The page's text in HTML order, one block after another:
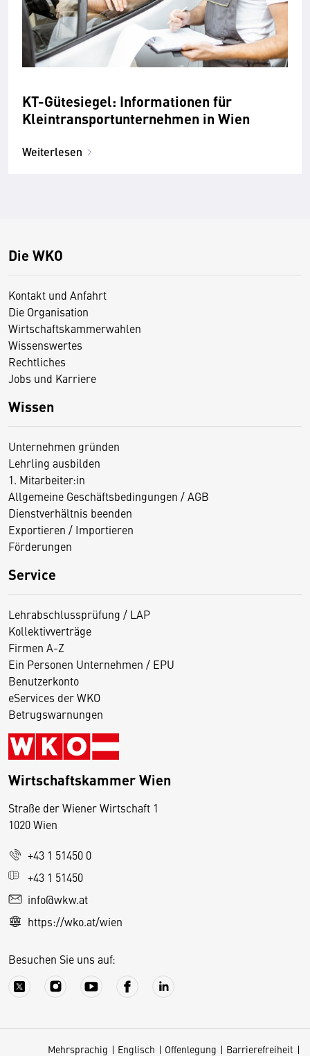
KT-Gütesiegel: Informationen für
Kleintransportunternehmen in Wien
Weiterlesen
Die WKO
Kontakt und Anfahrt
Die Organisation
Wirtschaftskammerwahlen
Wissenswertes
Rechtliches
Jobs und Karriere
Wissen
Unternehmen gründen
Lehrling ausbilden
1. Mitarbeiter:in
Allgemeine Geschäftsbedingungen / AGB
Dienstverhältnis beenden
Exportieren / Importieren
Förderungen
Service
Lehrabschlussprüfung / LAP
Kollektivverträge
Firmen A-Z
Ein Personen Unternehmen / EPU
Benutzerkonto
eServices der WKO
Betrugswarnungen
Wirtschaftskammer Wien
Straße der Wiener Wirtschaft 1
1020 Wien
+43 1 51450 0
+43 1 51450
info@wkw.at
https://wko.at/wien
Besuchen Sie uns auf:
Mehrsprachig Englisch Offenlegung Barrierefreiheit
D
e
s
S
e